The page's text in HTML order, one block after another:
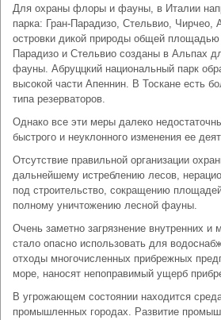
Для охраны флоры и фауны, в Италии
парка: Гран-Парадизо, Стельвио,
островки дикой природы общей
Парадизо и Стельвио созданы в Альпах
фауны. Абруццкий национальный парк
высокой части Апеннин. В Тоскане есть
типа резерваторов.
Однако все эти меры далеко
быстрого и неуклонного изменения ее
Отсутствие правильной организации
дальнейшему истреблению лесов,
под строительство, сокращению
полному уничтожению лесной фауны.
Очень заметно загрязнение внутренних
стало опасно использовать для
отходы многочисленных прибрежных
море, наносят непоправимый ущерб
В угрожающем состоянии находится
промышленных городах. Развитие